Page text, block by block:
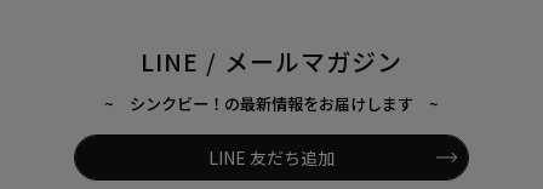
LINE / メールマガジン
~ シンクビー！の最新情報をお届けします ~
LINE 友だち追加